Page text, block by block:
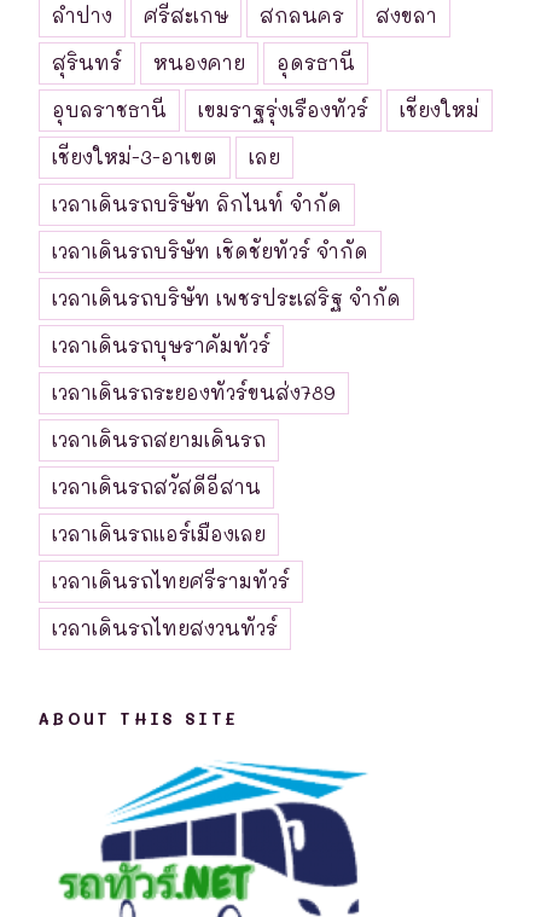
ลำปาง
ศรีสะเกษ สกลนคร
สงขลา
สุรินทร์
หนองคาย
อุดรธานี
อุบลราชธานี
เขมราฐรุ่งเรืองทัวร์
เชียงใหม่
เชียงใหม่-3-อาเขต
เลย
เวลาเดินรถบริษัท ลิกไนท์ จำกัด
เวลาเดินรถบริษัท เชิดชัยทัวร์ จำกัด
เวลาเดินรถบริษัท เพชรประเสริฐ จำกัด
เวลาเดินรถบุษราคัมทัวร์
เวลาเดินรถระยองทัวร์ขนส่ง789
เวลาเดินรถสยามเดินรถ
เวลาเดินรถสวัสดีอีสาน
เวลาเดินรถแอร์เมืองเลย
เวลาเดินรถไทยศรีรามทัวร์
เวลาเดินรถไทยสงวนทัวร์
ABOUT THIS SITE